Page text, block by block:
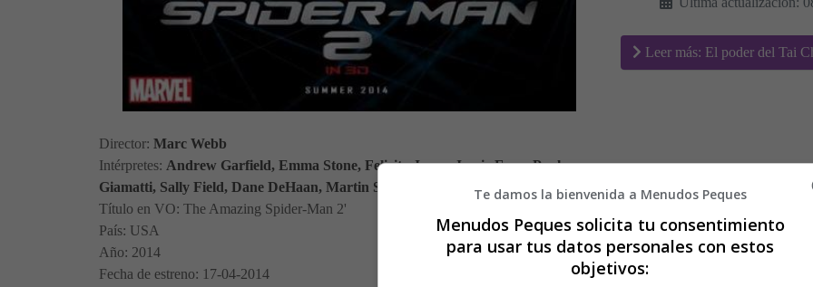
Director: Marc Webb
Intérpretes: Andrew Garfield, Emma Stone, Felicity Jones, Jamie Foxx, Paul
Giamatti, Sally Field, Dane DeHaan, Martin Sheen
Título en VO: The Amazing Spider-Man 2'
País: USA
Año: 2014
Fecha de estreno: 17-04-2014
Leer más: El poder del Tai
Te damos la bienvenida a Menudos Peques
Menudos Peques solicita tu consentimiento
para usar tus datos personales con estos
objetivos: